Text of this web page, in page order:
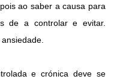
ao saber a causa para
de a controlar e evitar.
e crónica deve se